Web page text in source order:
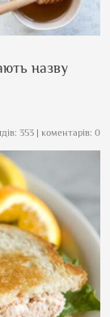
назву
353 | коментарів: 0